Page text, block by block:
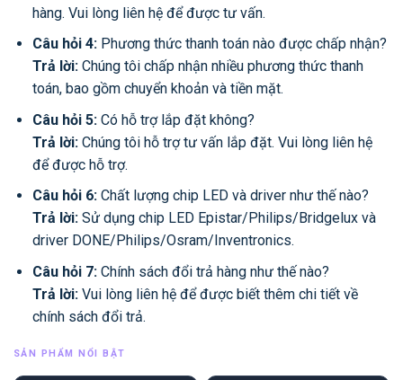
hàng. Vui lòng liên hệ để được tư vấn.
Câu hỏi 4:Phương thức thanh toán nào được chấp nhận?
Trả lời:Chúng tôi chấp nhận nhiều phương thức thanh
toán, bao gồm chuyển khoản và tiền mặt.
Câu hỏi 5:Có hỗ trợ lắp đặt không?
Trả lời:Chúng tôi hỗ trợ tư vấn lắp đặt. Vui lòng liên hệ
để được hỗ trợ.
Câu hỏi 6:Chất lượng chip LED và driver như thế nào?
Trả lời:Sử dụng chip LED Epistar/Philips/Bridgelux và
driver DONE/Philips/Osram/Inventronics.
Câu hỏi 7:Chính sách đổi trả hàng như thế nào?
Trả lời:Vui lòng liên hệ để được biết thêm chi tiết về
chính sách đổi trả.
SẢN PHẨM NỔI BẬT